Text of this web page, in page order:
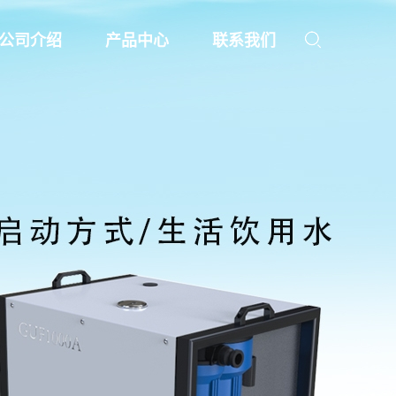
司介绍 产品中心 联系我们